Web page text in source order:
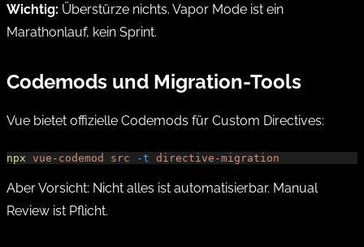
Wichtig: Überstürze nichts. Vapor Mode ist ein
Marathonlauf, kein Sprint.
Codemods und Migration-Tools
Vue bietet offizielle Codemods für Custom Directives:
npx vue-codemod src -t directive-migration
Aber Vorsicht: Nicht alles ist automatisierbar. Manual
Review ist Pflicht.